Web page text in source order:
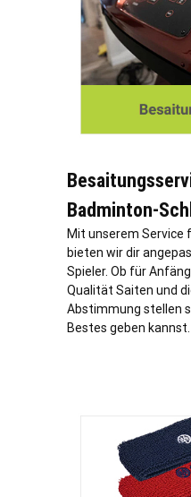
Badminton-
Mit unserem Service
bieten wir dir
Spieler. Ob für
Qualität Saiten und
Abstimmung stellen
Bestes geben kannst.